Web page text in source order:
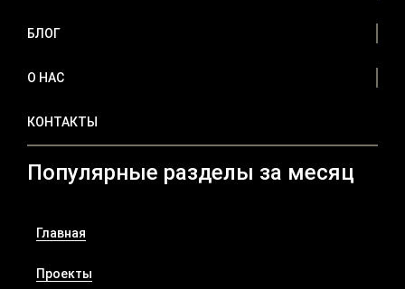
БЛОГ
О НАС
КОНТАКТЫ
Популярные разделы за месяц
Главная
Проекты